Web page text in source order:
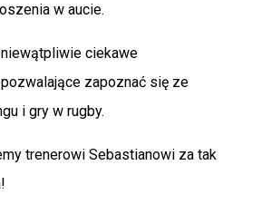
w aucie.
niewątpliwie ciekawe
zapoznać się ze
i gry w rugby.
trenerowi Sebastianowi za tak